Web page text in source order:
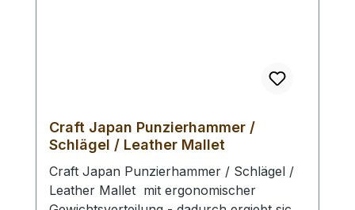
Craft Japan Punzierhammer /
Schlägel / Leather Mallet
Craft Japan Punzierhammer / Schlägel /
Leather Mallet mit ergonomischer